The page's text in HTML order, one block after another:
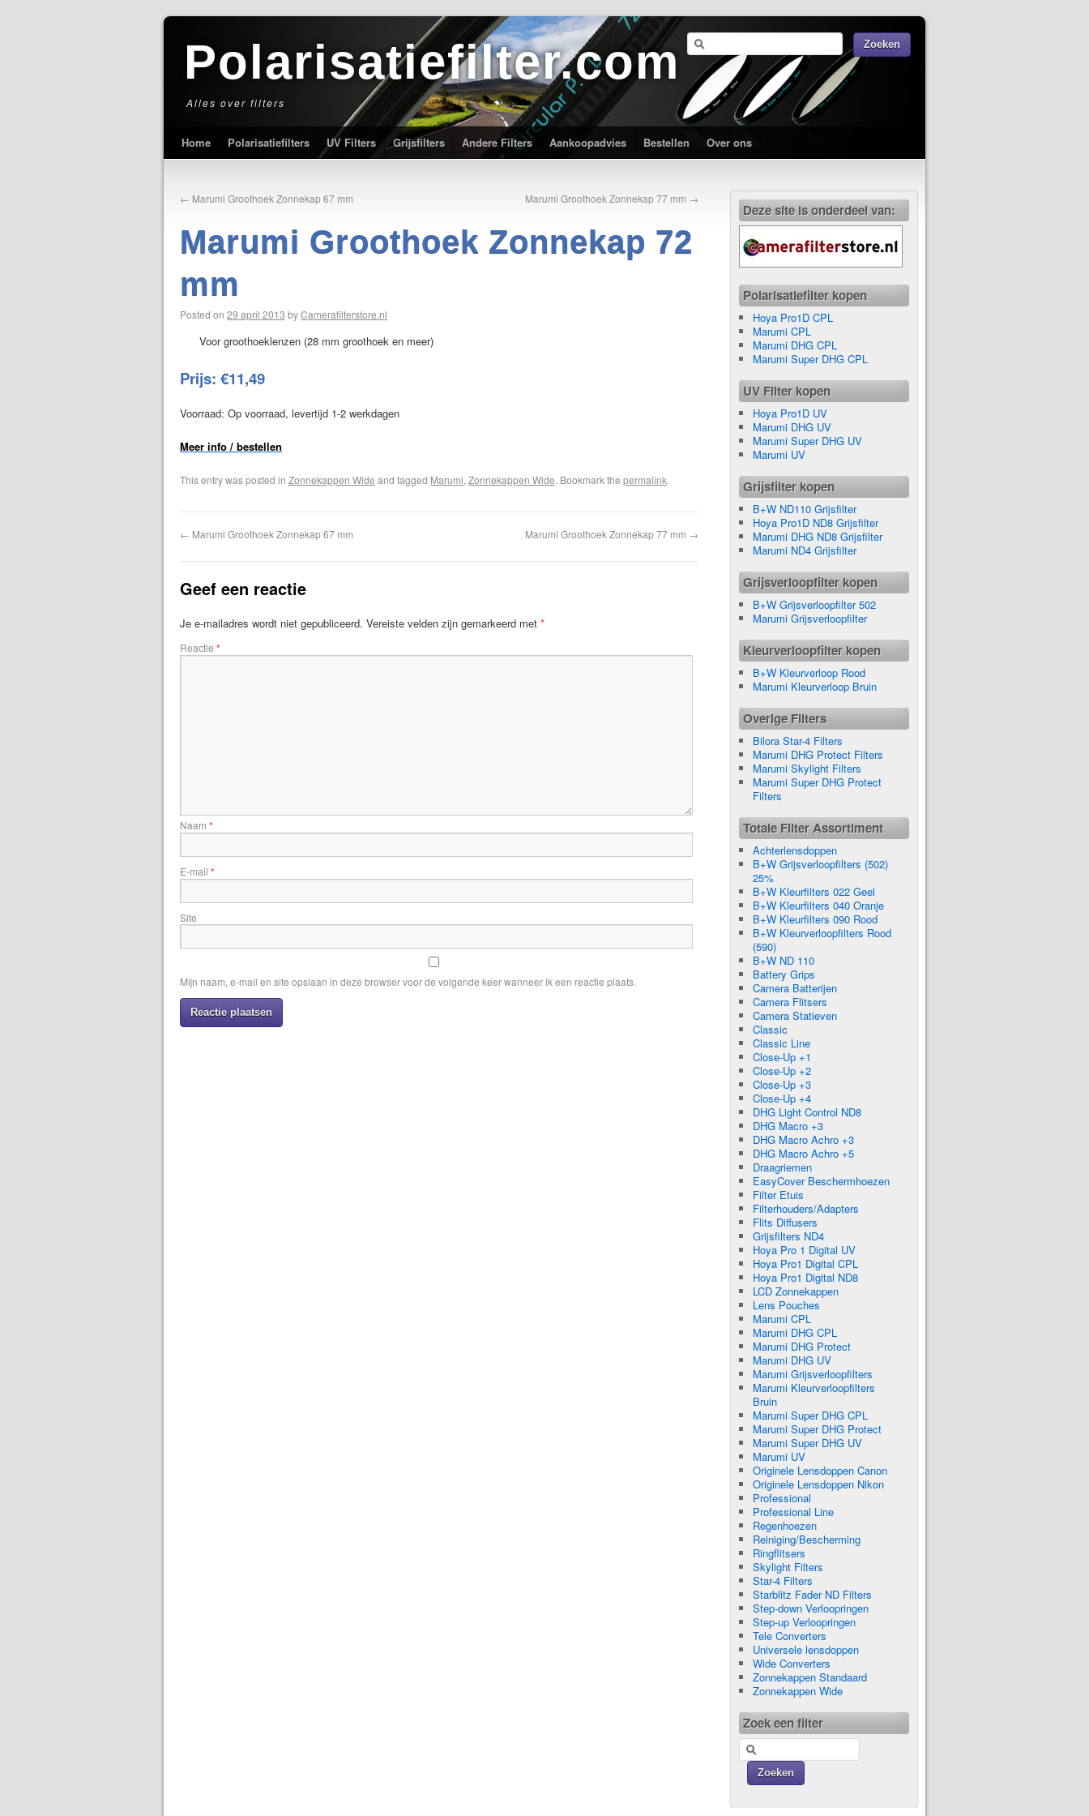
Polarisatiefilter.com
Alles over filters
Home Polarisatiefilters UV Filters Grijsfilters Andere Filters Aankoopadvies Bestellen Over ons
← Marumi Groothoek Zonnekap 67 mm Marumi Groothoek Zonnekap 77 mm →
Marumi Groothoek Zonnekap 72
mm
Posted on 29 april 2013 byCamerafilterstore.nl
Voor groothoeklenzen (28 mm groothoek en meer)
Prijs: €11,49
Voorraad: Op voorraad, levertijd 1-2 werkdagen
Meer info / bestellen
This entry was posted in Zonnekappen Wide and tagged Marumi, Zonnekappen Wide. Bookmark the permalink.
← Marumi Groothoek Zonnekap 67 mm Marumi Groothoek Zonnekap 77 mm →
Geef een reactie
Je e-mailadres wordt niet gepubliceerd. Vereiste velden zijn gemarkeerd met *
Reactie *
Naam *
E-mail *
Site
Mijn naam, e-mail en site opslaan in deze browser voor de volgende keer wanneer ik een reactie plaats.
Deze site is onderdeel van:
Polarisatiefilter kopen
Hoya Pro1D CPL
Marumi CPL
Marumi DHG CPL
Marumi Super DHG CPL
UV Filter kopen
Hoya Pro1D UV
Marumi DHG UV
Marumi Super DHG UV
Marumi UV
Grijsfilter kopen
B+W ND110 Grijsfilter
Hoya Pro1D ND8 Grijsfilter
Marumi DHG ND8 Grijsfilter
Marumi ND4 Grijsfilter
Grijsverloopfilter kopen
B+W Grijsverloopfilter 502
Marumi Grijsverloopfilter
Kleurverloopfilter kopen
B+W Kleurverloop Rood
Marumi Kleurverloop Bruin
Overige Filters
Bilora Star-4 Filters
Marumi DHG Protect Filters
Marumi Skylight Filters
Marumi Super DHG Protect
Filters
Totale Filter Assortiment
Achterlensdoppen
B+W Grijsverloopfilters (502)
25%
B+W Kleurfilters 022 Geel
B+W Kleurfilters 040 Oranje
B+W Kleurfilters 090 Rood
B+W Kleurverloopfilters Rood
(590)
B+W ND 110
Battery Grips
Camera Batterijen
Camera Flitsers
Camera Statieven
Classic
Classic Line
Close-Up +1
Close-Up +2
Close-Up +3
Close-Up +4
DHG Light Control ND8
DHG Macro +3
DHG Macro Achro +3
DHG Macro Achro +5
Draagriemen
EasyCover Beschermhoezen
Filter Etuis
Filterhouders/Adapters
Flits Diffusers
Grijsfilters ND4
Hoya Pro 1 Digital UV
Hoya Pro1 Digital CPL
Hoya Pro1 Digital ND8
LCD Zonnekappen
Lens Pouches
Marumi CPL
Marumi DHG CPL
Marumi DHG Protect
Marumi DHG UV
Marumi Grijsverloopfilters
Marumi Kleurverloopfilters
Bruin
Marumi Super DHG CPL
Marumi Super DHG Protect
Marumi Super DHG UV
Marumi UV
Originele Lensdoppen Canon
Originele Lensdoppen Nikon
Professional
Professional Line
Regenhoezen
Reiniging/Bescherming
Ringflitsers
Skylight Filters
Star-4 Filters
Starblitz Fader ND Filters
Step-down Verloopringen
Step-up Verloopringen
Tele Converters
Universele lensdoppen
Wide Converters
Zonnekappen Standaard
Zonnekappen Wide
Zoek een filter